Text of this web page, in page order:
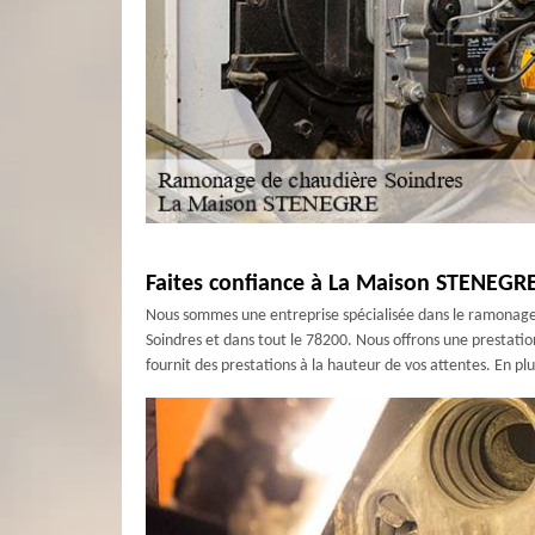
Faites confiance à La Maison
Nous sommes une entreprise spécialisée dans le
Soindres et dans tout le 78200. Nous offrons une
fournit des prestations à la hauteur de vos attentes. En